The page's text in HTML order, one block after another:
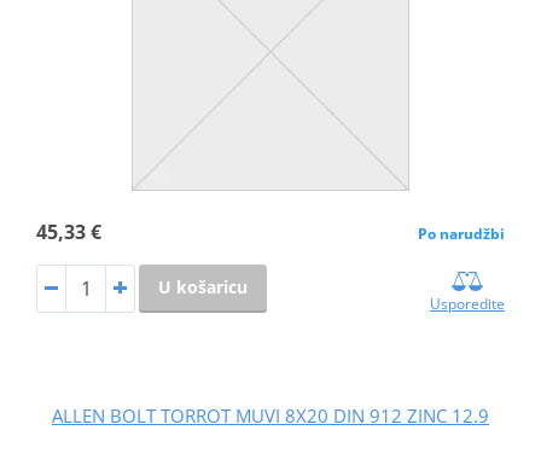
45,33 € Po narudžbi
U košaricu
Usporedite
ALLEN BOLT TORROT MUVI 8X20 DIN 912 ZINC 12.9